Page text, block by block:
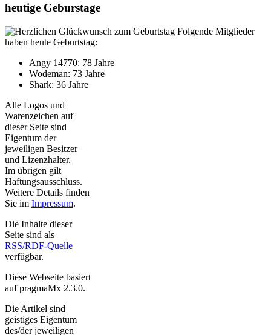
heutige Geburstage
Folgende Mitglieder
haben heute Geburtstag:
Angy 14770: 78 Jahre
Wodeman: 73 Jahre
Shark: 36 Jahre
Alle Logos und
Warenzeichen auf
dieser Seite sind
Eigentum der
jeweiligen Besitzer
und Lizenzhalter.
Im übrigen gilt
Haftungsausschluss.
Weitere Details finden
Sie im Impressum.
Die Inhalte dieser
Seite sind als
RSS/RDF-Quelle
verfügbar.
Diese Webseite basiert
auf pragmaMx 2.3.0.
Die Artikel sind
geistiges Eigentum
des/der jeweiligen